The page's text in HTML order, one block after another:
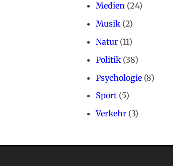
Medien (24)
Musik (2)
Natur (11)
Politik (38)
Psychologie (8)
Sport (5)
Verkehr (3)